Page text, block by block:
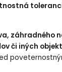
záhradného
či iných